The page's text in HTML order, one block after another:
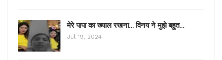
उन्होंने कहा कि बीजेपी बाबू जज की कुर्सी पर बैठकर बीजेपी में
शामिल हो रहे हैं। मैं जानती हूं क्या सही है और क्या गलत। मैं खुद
एक वकील हूं लेकिन उन्होंने हजारों छात्रों की नौकरियां छीन लीं।
मेरे पापा का ख्याल रखना… विनय ने मुझे बहुत…
Jul 19, 2024